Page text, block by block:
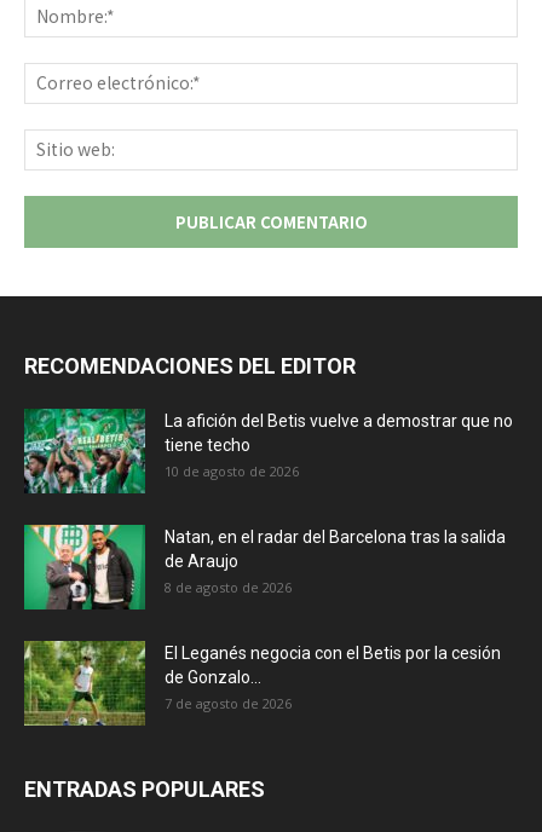
RECOMENDACIONES DEL EDITOR
La afición del Betis vuelve a demostrar que no
tiene techo
10 de agosto de 2026
Natan, en el radar del Barcelona tras la salida
de Araujo
8 de agosto de 2026
El Leganés negocia con el Betis por la cesión
de Gonzalo...
7 de agosto de 2026
ENTRADAS POPULARES